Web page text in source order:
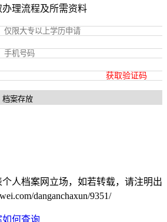
理流程及所需资料
获取验证码
人档案网立场，如若转载，请注明出
danganchaxun/9351/
如何查询